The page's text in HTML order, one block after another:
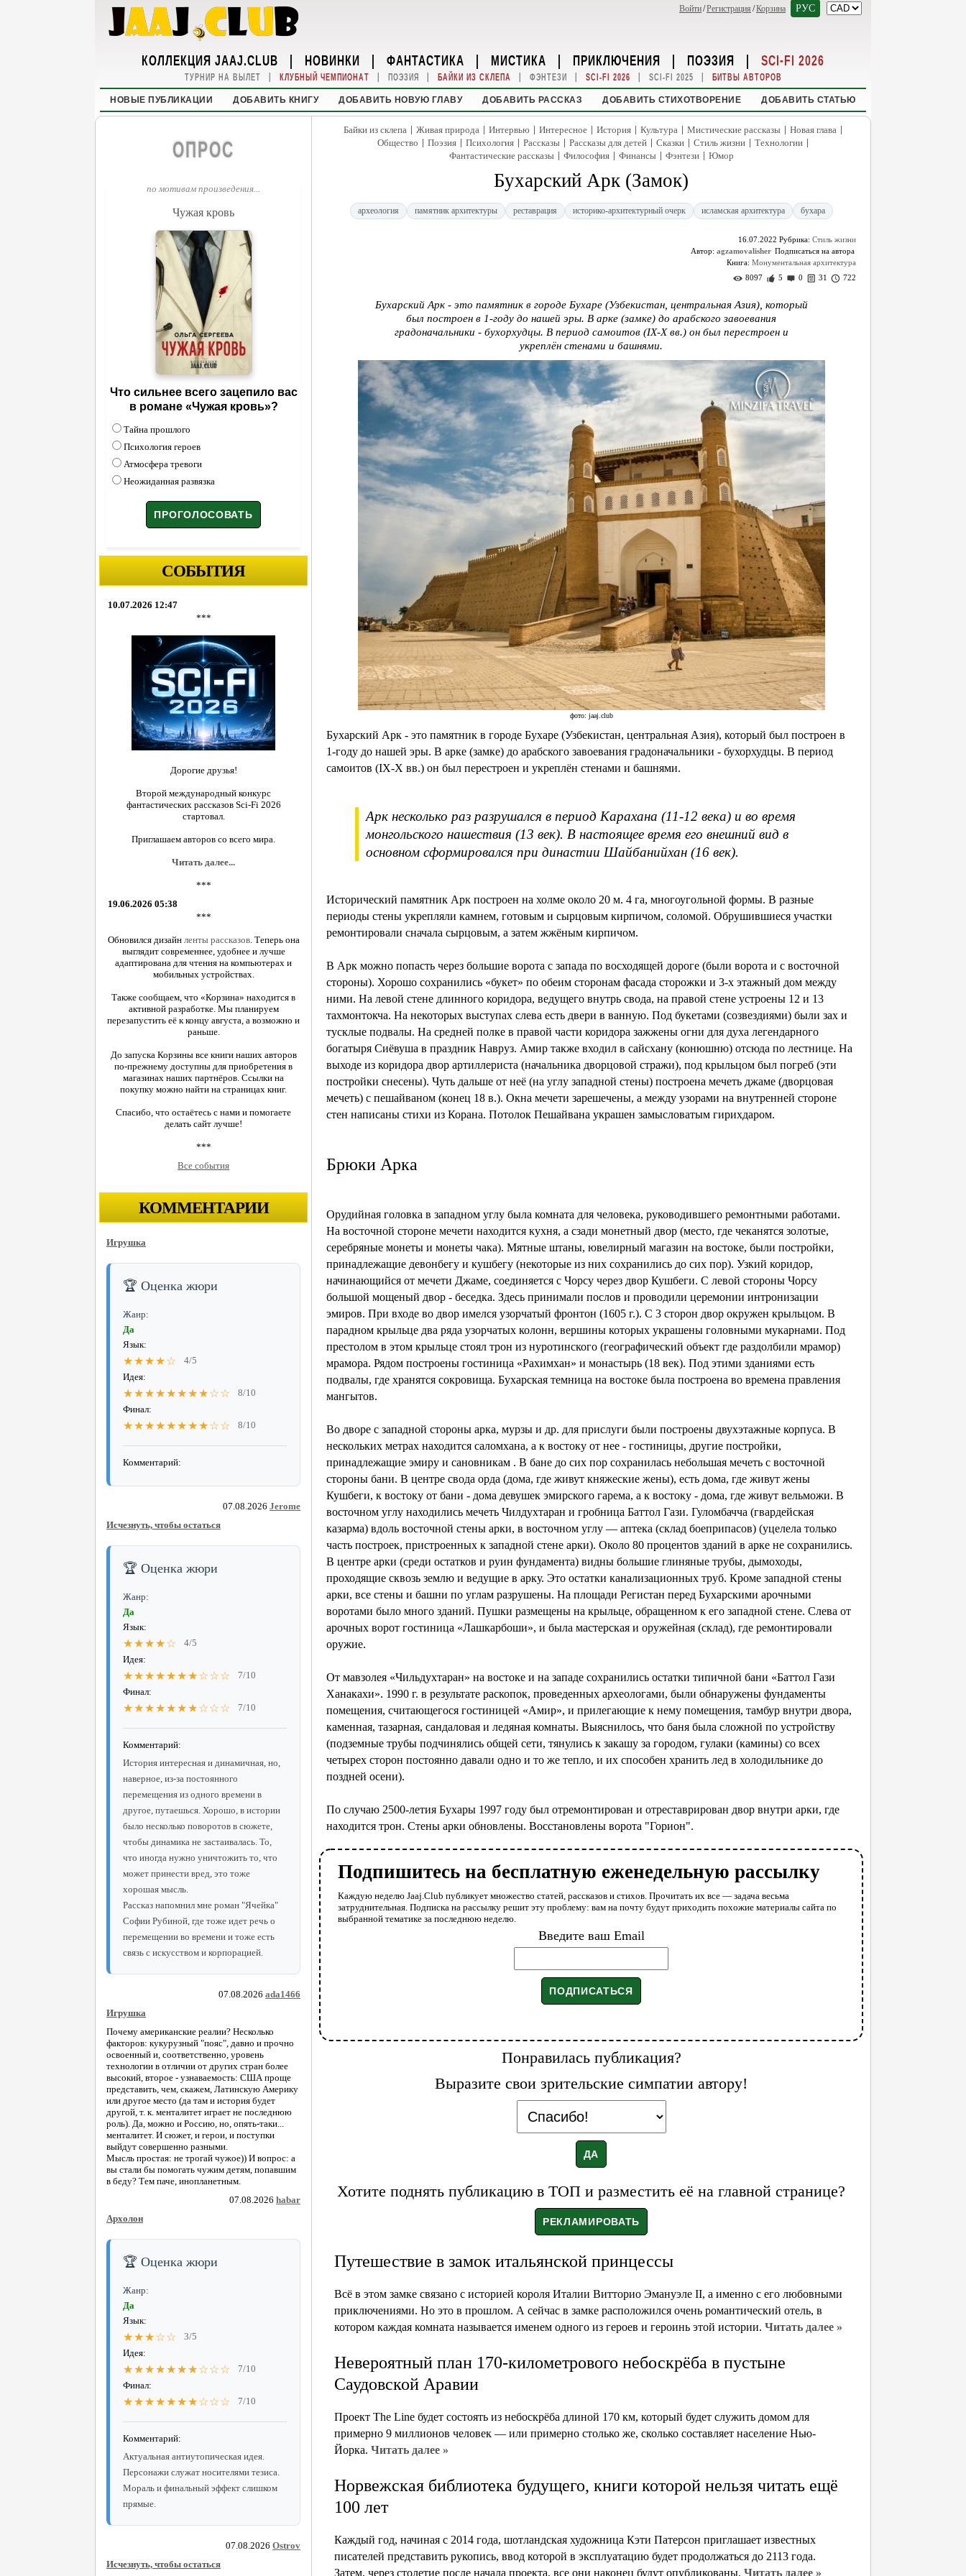
Войти/Регистрация /Корзина РУС
КОЛЛЕКЦИЯ JAAJ.CLUB | НОВИНКИ | ФАНТАСТИКА | МИСТИКА | ПРИКЛЮЧЕНИЯ | ПОЭЗИЯ | SCI-FI 2026
ТУРНИР НА ВЫЛЕТ | КЛУБНЫЙ ЧЕМПИОНАТ | ПОЭЗИЯ | БАЙКИ ИЗ СКЛЕПА | ФЭНТЕЗИ | SCI-FI 2026 | SCI-FI 2025 | БИТВЫ АВТОРОВ
НОВЫЕ ПУБЛИКАЦИИ ДОБАВИТЬ КНИГУ ДОБАВИТЬ НОВУЮ ГЛАВУ ДОБАВИТЬ РАССКАЗ ДОБАВИТЬ СТИХОТВОРЕНИЕ ДОБАВИТЬ СТАТЬЮ
ОПРОС
по мотивам произведения...
Чужая кровь
Что сильнее всего зацепило вас
в романе «Чужая кровь»?
Тайна прошлого
Психология героев
Атмосфера тревоги
Неожиданная развязка
СОБЫТИЯ
10.07.2026 12:47
***
Дорогие друзья!
Второй международный конкурс
фантастических рассказов Sci-Fi 2026
стартовал.
Приглашаем авторов со всего мира.
Читать далее...
***
19.06.2026 05:38
***
Обновился дизайн ленты рассказов. Теперь она
выглядит современнее, удобнее и лучше
адаптирована для чтения на компьютерах и
мобильных устройствах.
Также сообщаем, что «Корзина» находится в
активной разработке. Мы планируем
перезапустить её к концу августа, а возможно и
раньше.
До запуска Корзины все книги наших авторов
по-прежнему доступны для приобретения в
магазинах наших партнёров. Ссылки на
покупку можно найти на страницах книг.
Спасибо, что остаётесь с нами и помогаете
делать сайт лучше!
***
Все события
КОММЕНТАРИИ
Игрушка
🏆 Оценка жюри
Жанр:
Да
Язык:
★★★★☆
4/5
Идея:
★★★★★★★★☆☆
8/10
Финал:
★★★★★★★★☆☆ 8/10
Комментарий:
07.08.2026 Jerome
Исчезнуть, чтобы остаться
🏆 Оценка жюри
Жанр:
Да
Язык:
★★★★☆
4/5
Идея:
★★★★★★★☆☆☆
7/10
Финал:
★★★★★★★☆☆☆ 7/10
Комментарий:
История интересная и динамичная, но,
наверное, из-за постоянного
перемещения из одного времени в
другое, путаешься. Хорошо, в истории
было несколько поворотов в сюжете,
чтобы динамика не застаивалась. То,
что иногда нужно уничтожить то, что
может принести вред, это тоже
хорошая мысль.
Рассказ напомнил мне роман "Ячейка"
Софии Рубиной, где тоже идет речь о
перемещении во времени и тоже есть
связь с искусством и корпорацией.
07.08.2026 ada1466
Игрушка
Почему американские реалии? Несколько
факторов: кукурузный "пояс", давно и прочно
освоенный и, соответственно, уровень
технологии в отличии от других стран более
высокий, второе - узнаваемость: США проще
представить, чем, скажем, Латинскую Америку
или другое место (да там и история будет
другой, т. к. менталитет играет не последнюю
роль). Да, можно и Россию, но, опять-таки...
менталитет. И сюжет, и герои, и поступки
выйдут совершенно разными.
Мысль простая: не трогай чужое)) И вопрос: а
вы стали бы помогать чужим детям, попавшим
в беду? Тем паче, инопланетным.
07.08.2026 habar
Архолон
🏆 Оценка жюри
Жанр:
Да
Язык:
★★★☆☆
3/5
Идея:
★★★★★★★☆☆☆
7/10
Финал:
★★★★★★★☆☆☆ 7/10
Комментарий:
Актуальная антиутопическая идея.
Персонажи служат носителями тезиса.
Мораль и финальный эффект слишком
прямые.
07.08.2026 Ostrov
Исчезнуть, чтобы остаться
Байки из склепа | Живая природа | Интервью | Интересное | История | Культура | Мистические рассказы | Новая глава |
Общество | Поэзия | Психология | Рассказы | Рассказы для детей | Сказки | Стиль жизни | Технологии |
Фантастические рассказы | Философия | Финансы | Фэнтези | Юмор
Бухарский Арк (Замок)
археология памятник архитектуры реставрация историко-архитектурный очерк исламская архитектура бухара
16.07.2022 Рубрика: Стиль жизни
Автор: agzamovalisher
Книга: Монументальная архитектура
8097
5 0 31 722
Бухарский Арк - это памятник в городе Бухаре (Узбекистан, центральная Азия), который
был построен в 1-году до нашей эры. В арке (замке) до арабского завоевания
градоначальники - бухорхудцы. В период самоитов (IX-X вв.) он был перестроен и
укреплён стенами и башнями.
фото: jaaj.club
Бухарский Арк - это памятник в городе Бухаре (Узбекистан, центральная Азия), который был построен в
1-году до нашей эры. В арке (замке) до арабского завоевания градоначальники - бухорхудцы. В период
самоитов (IX-X вв.) он был перестроен и укреплён стенами и башнями.
Арк несколько раз разрушался в период Карахана (11-12 века) и во время
монгольского нашествия (13 век). В настоящее время его внешний вид в
основном сформировался при династии Шайбанийхан (16 век).
Исторический памятник Арк построен на холме около 20 м. 4 га, многоугольной формы. В разные
периоды стены укрепляли камнем, готовым и сырцовым кирпичом, соломой. Обрушившиеся участки
ремонтировали сначала сырцовым, а затем жжёным кирпичом.
В Арк можно попасть через большие ворота с запада по восходящей дороге (были ворота и с восточной
стороны). Хорошо сохранились «букет» по обеим сторонам фасада сторожки и 3-х этажный дом между
ними. На левой стене длинного коридора, ведущего внутрь свода, на правой стене устроены 12 и 13
тахмонтокча. На некоторых выступах слева есть двери в ванную. Под букетами (созвездиями) были зах и
тусклые подвалы. На средней полке в правой части коридора зажжены огни для духа легендарного
богатыря Сиёвуша в праздник Навруз. Амир также входил в сайсхану (конюшню) отсюда по лестнице. На
выходе из коридора двор артиллериста (начальника дворцовой стражи), под крыльцом был погреб (эти
постройки снесены). Чуть дальше от неё (на углу западной стены) построена мечеть джаме (дворцовая
мечеть) с пешайваном (конец 18 в.). Окна мечети зарешечены, а между узорами на внутренней стороне
стен написаны стихи из Корана. Потолок Пешайвана украшен замысловатым гирихдаром.
Брюки Арка
Орудийная головка в западном углу была комната для человека, руководившего ремонтными работами.
На восточной стороне мечети находится кухня, а сзади монетный двор (место, где чеканятся золотые,
серебряные монеты и монеты чака). Мятные штаны, ювелирный магазин на востоке, были постройки,
принадлежащие девонбегу и кушбегу (некоторые из них сохранились до сих пор). Узкий коридор,
начинающийся от мечети Джаме, соединяется с Чорсу через двор Кушбеги. С левой стороны Чорсу
большой мощеный двор - беседка. Здесь принимали послов и проводили церемонии интронизации
эмиров. При входе во двор имелся узорчатый фронтон (1605 г.). С 3 сторон двор окружен крыльцом. В
парадном крыльце два ряда узорчатых колонн, вершины которых украшены головными мукарнами. Под
престолом в этом крыльце стоял трон из нуротинского (географический объект где раздолбили мрамор)
мрамора. Рядом построены гостиница «Рахимхан» и монастырь (18 век). Под этими зданиями есть
подвалы, где хранятся сокровища. Бухарская темница на востоке была построена во времена правления
мангытов.
Во дворе с западной стороны арка, мурзы и др. для прислуги были построены двухэтажные корпуса. В
нескольких метрах находится саломхана, а к востоку от нее - гостиницы, другие постройки,
принадлежащие эмиру и сановникам . В бане до сих пор сохранилась небольшая мечеть с восточной
стороны бани. В центре свода орда (дома, где живут княжеские жены), есть дома, где живут жены
Кушбеги, к востоку от бани - дома девушек эмирского гарема, а к востоку - дома, где живут вельможи. В
восточном углу находились мечеть Чилдухтаран и гробница Баттол Гази. Гуломбачча (гвардейская
казарма) вдоль восточной стены арки, в восточном углу — аптека (склад боеприпасов) (уцелела только
часть построек, пристроенных к западной стене арки). Около 80 процентов зданий в арке не сохранились.
В центре арки (среди остатков и руин фундамента) видны большие глиняные трубы, дымоходы,
проходящие сквозь землю и ведущие в арку. Это остатки канализационных труб. Кроме западной стены
арки, все стены и башни по углам разрушены. На площади Регистан перед Бухарскими арочными
воротами было много зданий. Пушки размещены на крыльце, обращенном к его западной стене. Слева от
арочных ворот гостиница «Лашкарбоши», и была мастерская и оружейная (склад), где ремонтировали
оружие.
От мавзолея «Чильдухтаран» на востоке и на западе сохранились остатки типичной бани «Баттол Гази
Ханакахи». 1990 г. в результате раскопок, проведенных археологами, были обнаружены фундаменты
помещения, считающегося гостиницей «Амир», и прилегающие к нему помещения, тамбур внутри двора,
каменная, тазарная, сандаловая и ледяная комнаты. Выяснилось, что баня была сложной по устройству
(подземные трубы подчинялись общей сети, тянулись к закашу за городом, гулаки (камины) со всех
четырех сторон постоянно давали одно и то же тепло, и их способен хранить лед в холодильнике до
поздней осени).
По случаю 2500-летия Бухары 1997 году был отремонтирован и отреставрирован двор внутри арки, где
находится трон. Стены арки обновлены. Восстановлены ворота "Горион".
Подпишитесь на бесплатную еженедельную рассылку
Каждую неделю Jaaj.Club публикует множество статей, рассказов и стихов. Прочитать их все — задача весьма
затруднительная. Подписка на рассылку решит эту проблему: вам на почту будут приходить похожие материалы сайта по
выбранной тематике за последнюю неделю.
Введите ваш Email
Понравилась публикация?
Выразите свои зрительские симпатии автору!
Хотите поднять публикацию в ТОП и разместить её на главной странице?
Путешествие в замок итальянской принцессы
Всё в этом замке связано с историей короля Италии Витторио Эмануэле II, а именно с его любовными
приключениями. Но это в прошлом. А сейчас в замке расположился очень романтический отель, в
котором каждая комната называется именем одного из героев и героинь этой истории. Читать далее »
Невероятный план 170-километрового небоскрёба в пустыне
Саудовской Аравии
Проект The Line будет состоять из небоскрёба длиной 170 км, который будет служить домом для
примерно 9 миллионов человек — или примерно столько же, сколько составляет население Нью-
Йорка. Читать далее »
Норвежская библиотека будущего, книги которой нельзя читать ещё
100 лет
Каждый год, начиная с 2014 года, шотландская художница Кэти Патерсон приглашает известных
писателей представить рукопись, ввод которой в эксплуатацию будет продолжаться до 2113 года.
Затем, через столетие после начала проекта, все они наконец будут опубликованы. Читать далее »